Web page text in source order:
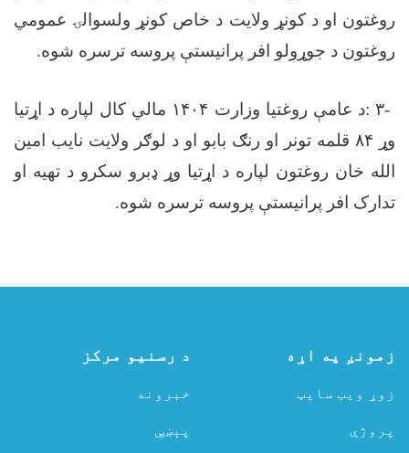
روغتون او د کونړ ولایت د خاص کونړ ولسوالۍ عمومي
روغتون د جوړولو افر پرانیستې پروسه ترسره شوه.
-٣ :د عامې روغتیا وزارت ۱۴۰۴ مالي کال لپاره د اړتیا
وړ ۸۴ قلمه تونر او رنګ بابو او د لوګر ولایت نایب امین
الله خان روغتون لپاره د اړتیا وړ ډبرو سکرو د تهیه او
تدارک افر پرانیستې پروسه ترسره شوه.
زمونږ په اړه
زوړ ویب سایټ
پروژې
د رسنیو مرکز
خبرونه
پېښې